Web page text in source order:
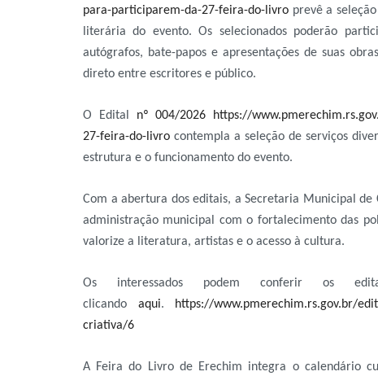
para-participarem-da-27-feira-do-livro prevê a
literária do evento. Os selecionados poderão
autógrafos, bate-papos e apresentações de suas
direto entre escritores e público.
O Edital nº 004/2026
https://
27-feira-do-livro contempla a seleção de serviços
estrutura e o funcionamento do evento.
Com a abertura dos editais, a Secretaria Municipal
administração municipal com o fortalecimento das
valorize a literatura, artistas e o acesso à cultura.
Os interessados podem conferir os
clicando aqui.
https://www.pmerechim.rs.gov.br/
criativa/6
A Feira do Livro de Erechim integra o calendário